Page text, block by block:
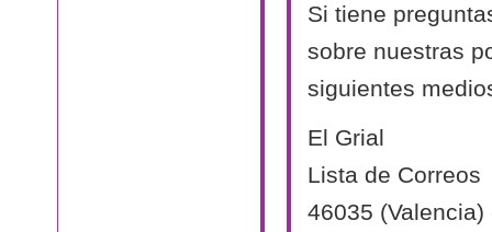
Si tiene
sobre nuestras
siguientes
El Grial
Lista de Correos
46035 (Valencia)